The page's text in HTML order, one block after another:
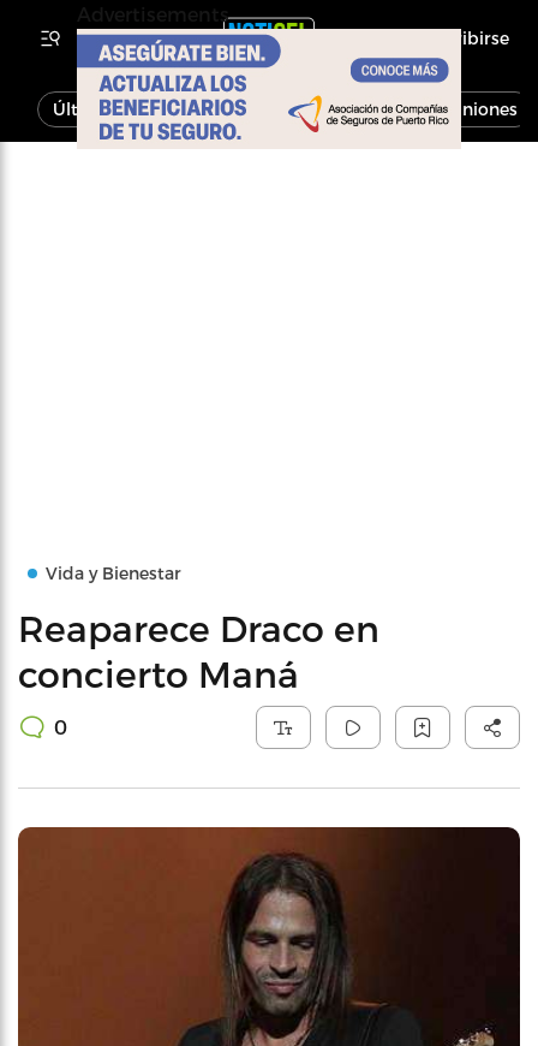
Inscribirse
Última Hora Noticias Economía Opiniones
Vida y Bienestar
Reaparece Draco en
concierto Maná
0
Advertisements